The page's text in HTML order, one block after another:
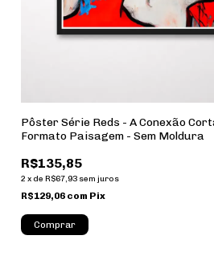
Pôster Série Reds - A Conexão
Formato Paisagem - Sem Moldura
R$135,85
2 x de R$67,93 sem juros
R$129,06 com Pix
Comprar